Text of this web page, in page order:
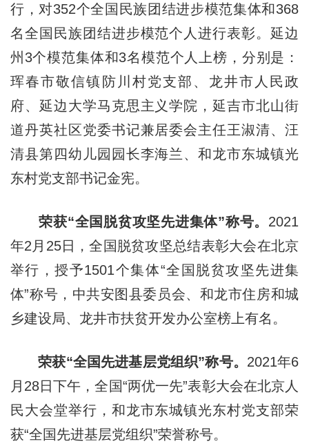
行，对352个全国民族团结进步模范集体和368
名全国民族团结进步模范个人进行表彰。延边
州3个模范集体和3名模范个人上榜，分别是：
珲春市敬信镇防川村党支部、龙井市人民政
府、延边大学马克思主义学院，延吉市北山街
道丹英社区党委书记兼居委会主任王淑清、汪
清县第四幼儿园园长李海兰、和龙市东城镇光
东村党支部书记金宪。
荣获“全国脱贫攻坚先进集体”称号。 2021
年2月25日，全国脱贫攻坚总结表彰大会在北京
举行，授予1501个集体“全国脱贫攻坚先进集
体”称号，中共安图县委员会、和龙市住房和城
乡建设局、龙井市扶贫开发办公室榜上有名。
荣获“全国先进基层党组织”称号。 2021年6
月28日下午，全国“两优一先”表彰大会在北京人
民大会堂举行，和龙市东城镇光东村党支部荣
获“全国先进基层党组织”荣誉称号。